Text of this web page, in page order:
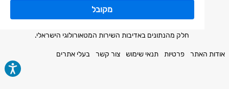
מקובל
אפליקצית מכ"ם גשם
חלק מהנתונים באדיבות השירות המטאורולוגי הישראלי.
אודות האתר פרטיות תנאי שימוש צור קשר בעלי אתרים